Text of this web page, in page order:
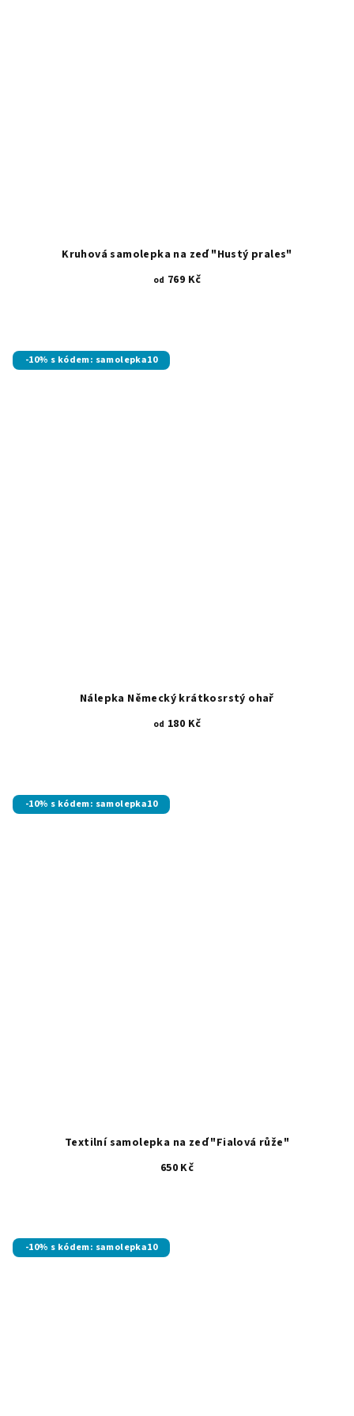
Kruhová samolepka na zeď "Hustý prales"
od 769 Kč
-10% s kódem: samolepka10
Nálepka Německý krátkosrstý ohař
od 180 Kč
-10% s kódem: samolepka10
Textilní samolepka na zeď "Fialová růže"
650 Kč
-10% s kódem: samolepka10